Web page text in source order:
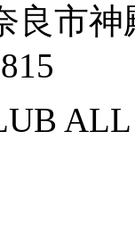
良市
ALL